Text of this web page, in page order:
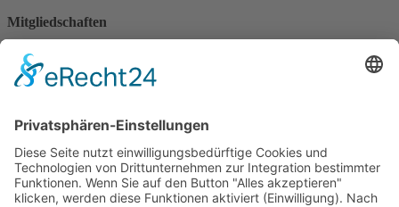
Mitgliedschaften
Deutsche Gesellschaft für Kardiologie (DGK)
Vita Dr. Peter Hoffmann
Studium der Humanmedizin an der LMU München und
der FU Berlin
Staatsexamen im Jahre 2000
2000-2002 Arzt im Praktikum in der Schlossparkklinik